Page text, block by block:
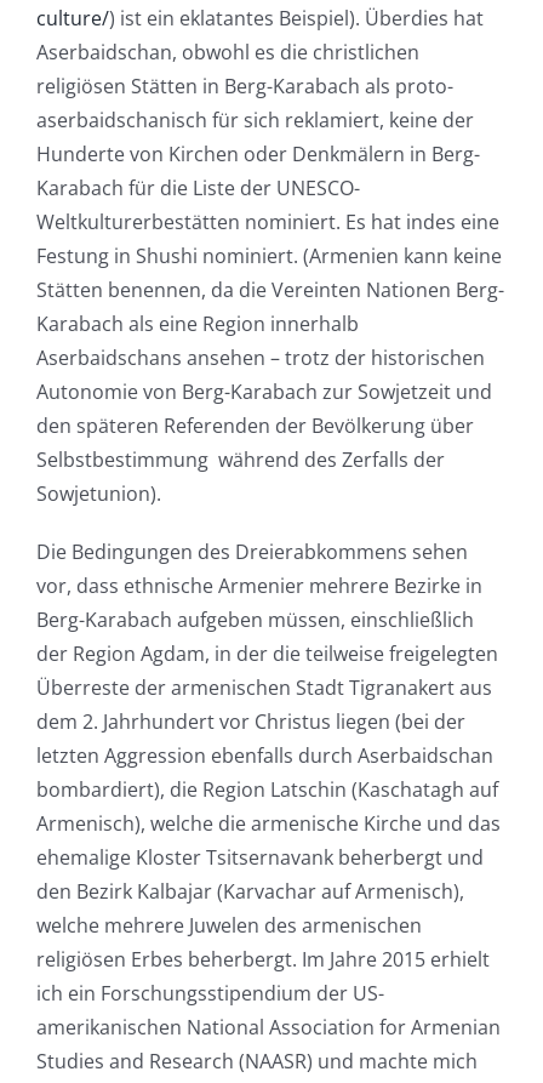
culture/) ist ein eklatantes Beispiel). Überdies hat
Aserbaidschan, obwohl es die christlichen
religiösen Stätten in Berg-Karabach als proto-
aserbaidschanisch für sich reklamiert, keine der
Hunderte von Kirchen oder Denkmälern in Berg-
Karabach für die Liste der UNESCO-
Weltkulturerbestätten nominiert. Es hat indes eine
Festung in Shushi nominiert. (Armenien kann keine
Stätten benennen, da die Vereinten Nationen Berg-
Karabach als eine Region innerhalb
Aserbaidschans ansehen – trotz der historischen
Autonomie von Berg-Karabach zur Sowjetzeit und
den späteren Referenden der Bevölkerung über
Selbstbestimmung während des Zerfalls der
Sowjetunion).
Die Bedingungen des Dreierabkommens sehen
vor, dass ethnische Armenier mehrere Bezirke in
Berg-Karabach aufgeben müssen, einschließlich
der Region Agdam, in der die teilweise freigelegten
Überreste der armenischen Stadt Tigranakert aus
dem 2. Jahrhundert vor Christus liegen (bei der
letzten Aggression ebenfalls durch Aserbaidschan
bombardiert), die Region Latschin (Kaschatagh auf
Armenisch), welche die armenische Kirche und das
ehemalige Kloster Tsitsernavank beherbergt und
den Bezirk Kalbajar (Karvachar auf Armenisch),
welche mehrere Juwelen des armenischen
religiösen Erbes beherbergt. Im Jahre 2015 erhielt
ich ein Forschungsstipendium der US-
amerikanischen National Association for Armenian
Studies and Research (NAASR) und machte mich